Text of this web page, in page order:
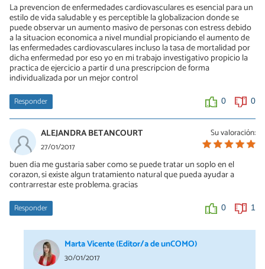
La prevencion de enfermedades cardiovasculares es esencial para un
estilo de vida saludable y es perceptible la globalizacion donde se
puede observar un aumento masivo de personas con estress debido
a la situacion economica a nivel mundial propiciando el aumento de
las enfermedades cardiovasculares incluso la tasa de mortalidad por
dicha enfermedad por eso yo en mi trabajo investigativo propicio la
practica de ejercicio a partir d una prescripcion de forma
individualizada por un mejor control
Responder 0 0
Su valoración:
ALEJANDRA BETANCOURT
27/01/2017
buen dia me gustaria saber como se puede tratar un soplo en el
corazon, si existe algun tratamiento natural que pueda ayudar a
contrarrestar este problema. gracias
Responder 0 1
Marta Vicente (Editor/a de unCOMO)
30/01/2017